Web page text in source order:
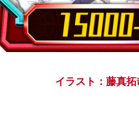
イラスト：藤真拓